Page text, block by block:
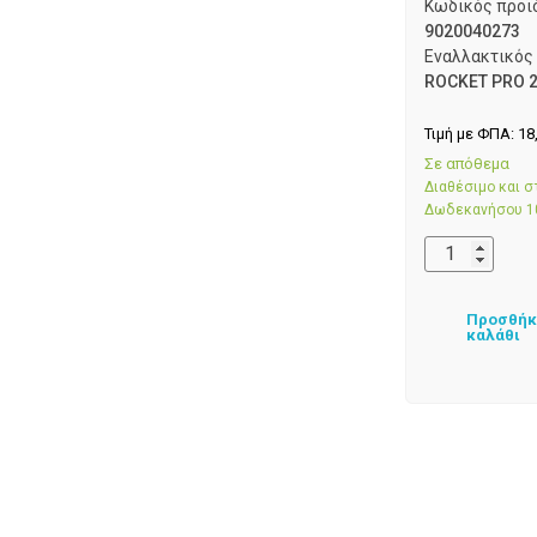
Κωδικός
9020040273
ROCKET PRO
Τιμή με ΦΠΑ:
Σε απόθεμα
Διαθέσιμο και
Δωδεκανήσου
καλάθι